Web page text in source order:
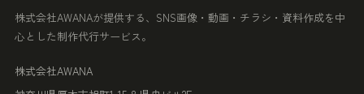
株式会社AWANAが提供する、SNS画像・動画・チラシ・資料作成を中
心とした制作代行サービス。
株式会社AWANA